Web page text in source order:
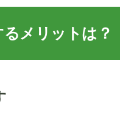
メリットは？